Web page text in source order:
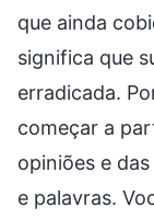
que ainda
significa que
erradicada.
começar a
opiniões e
e palavras.